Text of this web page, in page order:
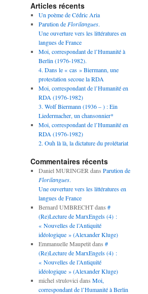
Articles récents
Un poème de Cédric Aria
Parution de Florilangues.
Une ouverture vers les littératures en
langues de France
Moi, correspondant de l’Humanité à
Berlin (1976-1982).
4. Dans le « cas » Biermann, une
protestation secoue la RDA
Moi, correspondant de l’Humanité en
RDA (1976-1982)
3. Wolf Biermann (1936 – ) : Ein
Liedermacher, un chansonnier*
Moi, correspondant de l’Humanité en
RDA (1976-1982)
2. Ouh là là, la dictature du prolétariat
Commentaires récents
Daniel MURINGER dans Parution de
Florilangues.
Une ouverture vers les littératures en
langues de France
Bernard UMBRECHTdans #
(Re)Lecture de MarxEngels (4) :
« Nouvelles de l’Antiquité
idéologique » (Alexander Kluge)
Emmanuelle Maupetitdans #
(Re)Lecture de MarxEngels (4) :
« Nouvelles de l’Antiquité
idéologique » (Alexander Kluge)
michel strulovici dans Moi,
correspondant de l’Humanité à Berlin